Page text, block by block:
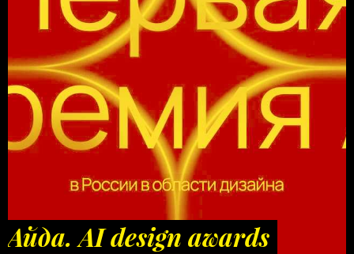
Айда. AI design awards